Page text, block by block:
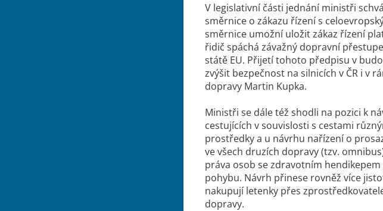
V legislativní části jednání ministři
směrnice o zákazu řízení s
směrnice umožní uložit zákaz řízení
řidič spáchá závažný dopravní
státě EU. Přijetí tohoto předpisu v
zvýšit bezpečnost na silnicích v ČR i v
dopravy Martin Kupka.
Ministři se dále též shodli na pozici k
cestujících v souvislosti s cestami
prostředky a u návrhu nařízení o
ve všech druzích dopravy (tzv.
práva osob se zdravotním
pohybu. Návrh přinese rovněž více
nakupují letenky přes
dopravy.